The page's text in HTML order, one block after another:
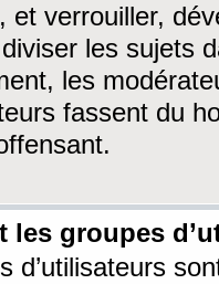
et verrouiller,
les sujets
les
fassent du
les groupes
d’utilisateurs